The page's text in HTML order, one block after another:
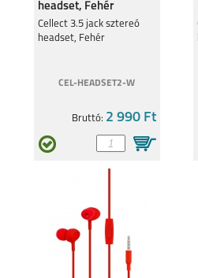
headset, Fehér
Cellect 3.5 jack sztereó
headset, Fehér
CEL-HEADSET2-W
Bruttó: 2 990 Ft